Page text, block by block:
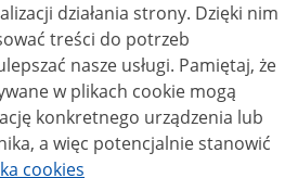
działania strony. Dzięki nim
treści do potrzeb
nasze usługi. Pamiętaj, że
w plikach cookie mogą
konkretnego urządzenia lub
a więc potencjalnie stanowić
cookies